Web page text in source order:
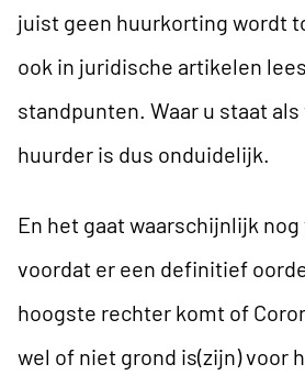
juist geen huurkorting wordt
ook in juridische artikelen
standpunten. Waar u staat
huurder is dus onduidelijk.
En het gaat waarschijnlijk
voordat er een definitief
hoogste rechter komt of
wel of niet grond is(zijn) voor